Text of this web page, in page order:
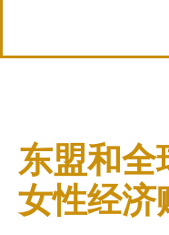
东盟和全
女性经济